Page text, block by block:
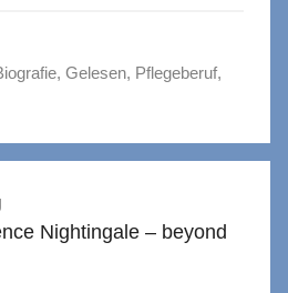
, Gelesen, Pflegeberuf,
Nightingale – beyond